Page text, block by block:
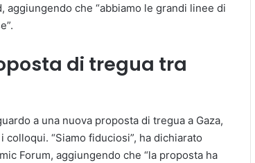
aggiungendo che “abbiamo le grandi linee di
di tregua tra
a una nuova proposta di tregua a Gaza,
“Siamo fiduciosi”, ha dichiarato
Forum, aggiungendo che “la proposta ha